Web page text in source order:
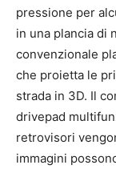
pressione per
in una plancia di
convenzionale
che proietta le
strada in 3D. Il
drivepad
retrovisori
immagini